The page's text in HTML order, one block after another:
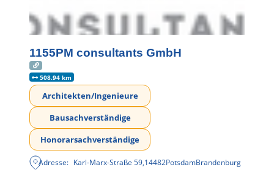
1155PM consultants GmbH
508.94 km
Architekten/Ingenieure
Bausachverständige
Honorarsachverständige
Adresse: Karl-Marx-Straße 59,14482PotsdamBrandenburg